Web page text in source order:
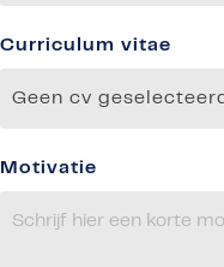
Curriculum vitae
Geen cv
Motivatie